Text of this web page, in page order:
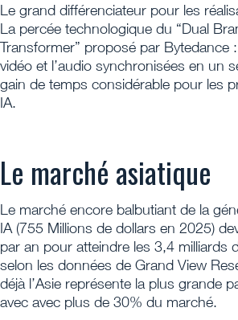
Le grand différenciateur pour les
La percée technologique du “Dual
Transformer” proposé par Bytedance
vidéo et l’audio synchronisées en un
gain de temps considérable pour les
IA.
Le marché asiatique
Le marché encore balbutiant de la
IA (755 Millions de dollars en 2025)
par an pour atteindre les 3,4 milliards
selon les données de Grand View
déjà l’Asie représente la plus grande
avec avec plus de 30% du marché.